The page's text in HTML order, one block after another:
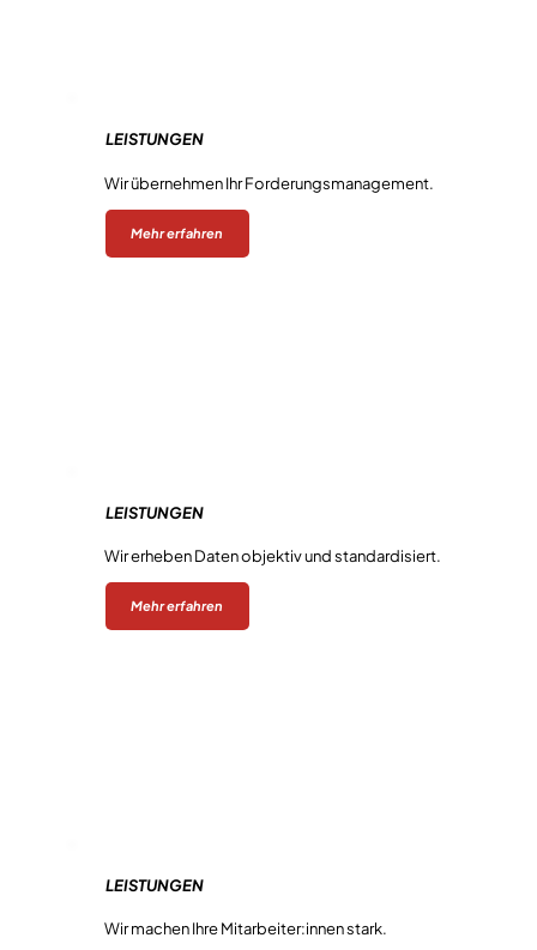
LEISTUNGEN
Wir übernehmen Ihr Forderungsmanagement.
Mehr erfahren
LEISTUNGEN
Wir erheben Daten objektiv und standardisiert.
Mehr erfahren
LEISTUNGEN
Wir machen Ihre Mitarbeiter:innen stark.